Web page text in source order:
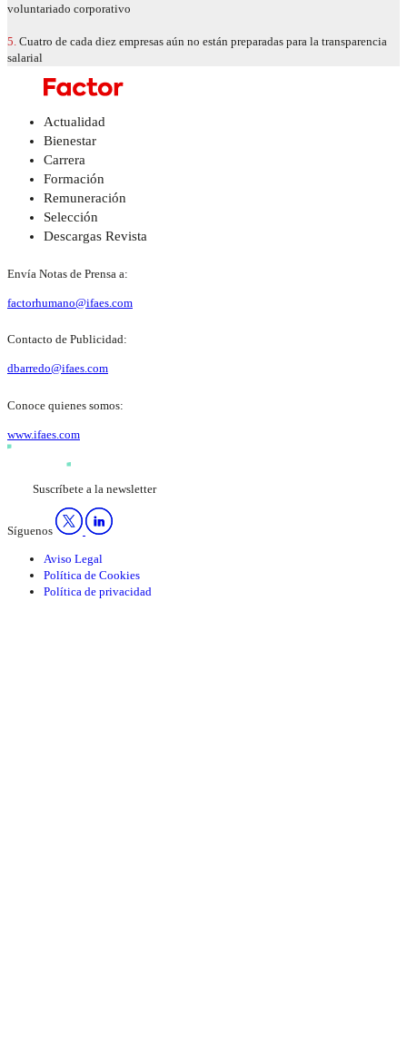
voluntariado corporativo
5. Cuatro de cada diez empresas aún no están preparadas para la transparencia
salarial
Actualidad
Bienestar
Carrera
Formación
Remuneración
Selección
Descargas Revista
Envía Notas de Prensa a:
factorhumano@ifaes.com
Contacto de Publicidad:
dbarredo@ifaes.com
Conoce quienes somos:
www.ifaes.com
Suscríbete a la newsletter
Síguenos
Aviso Legal
Política de Cookies
Política de privacidad